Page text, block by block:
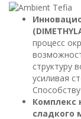
процесс
структуру
усиливая
Комплекс
сладкого